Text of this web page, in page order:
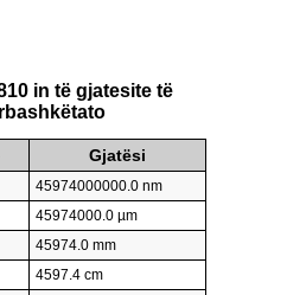
in të gjatesite të
Gjatësi
45974000000.0 nm
45974000.0 µm
45974.0 mm
4597.4 cm